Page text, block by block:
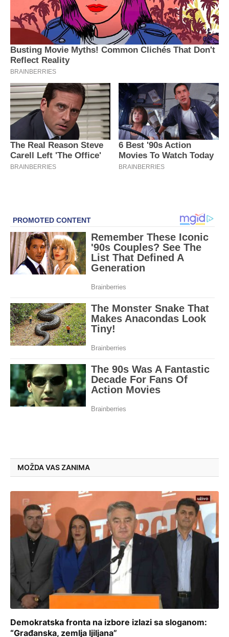
MOŽDA VAS ZANIMA
Demokratska fronta na izbore izlazi sa sloganom:
“Građanska, zemlja ljiljana”